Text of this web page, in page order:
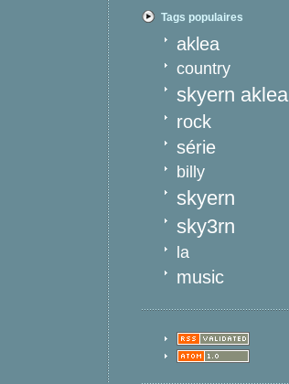
Tags populaires
aklea
country
skyern aklea
rock
série
billy
skyern
sky3rn
la
music